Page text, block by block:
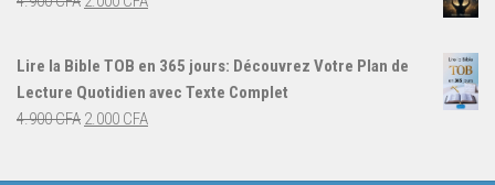
4.000 CFA.3.000 CFA.
4.900 CFA.
Lire la Bible TOB en 365 jours: Découvrez Votre Plan de
Lecture Quotidien avec Texte Complet
4.900CFA Le
2.000 CFALe